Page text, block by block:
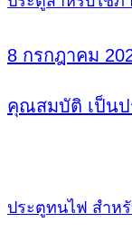
8 กรกฎาคม
คุณสมบัติ เป็น
ประตูทนไฟ สำห